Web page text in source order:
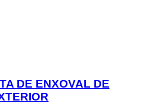
DE ENXOVAL DE